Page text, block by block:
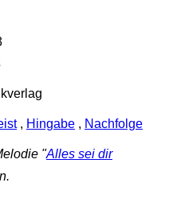
, Hingabe, Nachfolge
"Alles sei dir